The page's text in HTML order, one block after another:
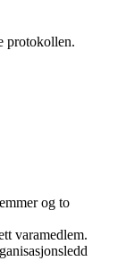
protokollen.
og to
varamedlem.